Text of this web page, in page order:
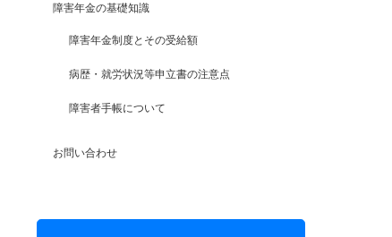
障害年金の基礎知識
障害年金制度とその受給額
病歴・就労状況等申立書の注意点
障害者手帳について
お問い合わせ